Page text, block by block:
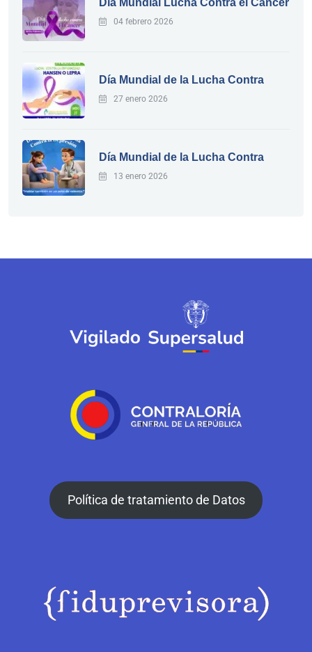
04 febrero 2026
Día Mundial de la Lucha Contra
27 enero 2026
Día Mundial de la Lucha Contra
13 enero 2026
Política de tratamiento de Datos